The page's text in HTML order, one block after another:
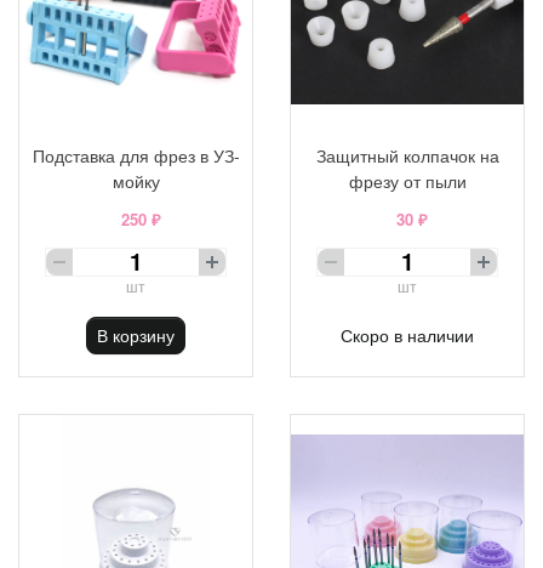
Подставка для фрез в УЗ-
мойку
250 ₽
шт
В корзину
Защитный колпачок на
фрезу от пыли
30 ₽
шт
Скоро в наличии